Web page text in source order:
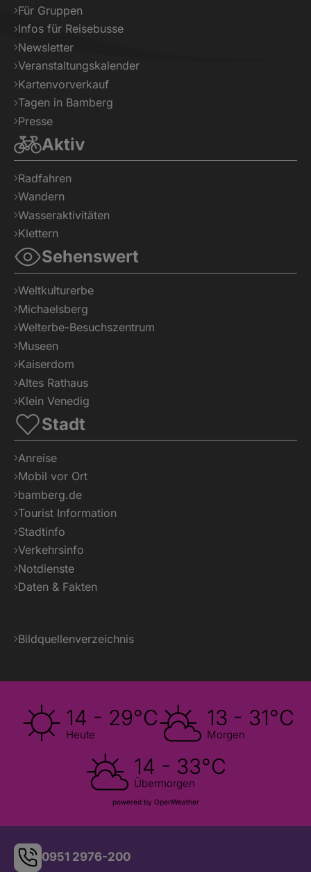
Für Gruppen
Infos für Reisebusse
Newsletter
Veranstaltungskalender
Kartenvorverkauf
Tagen in Bamberg
Presse
Aktiv
Radfahren
Wandern
Wasseraktivitäten
Klettern
Sehenswert
Weltkulturerbe
Michaelsberg
Welterbe-Besuchszentrum
Museen
Kaiserdom
Altes Rathaus
Klein Venedig
Stadt
Anreise
Mobil vor Ort
bamberg.de
Tourist Information
Stadtinfo
Verkehrsinfo
Notdienste
Daten & Fakten
Bildquellenverzeichnis
14 - 29°C
Heute
13 - 31°C
Morgen
14 - 33°C
Übermorgen
powered by OpenWeather
0951 2976-200